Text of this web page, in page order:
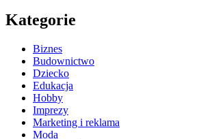
Kategorie
Biznes
Budownictwo
Dziecko
Edukacja
Hobby
Imprezy
Marketing i reklama
Moda